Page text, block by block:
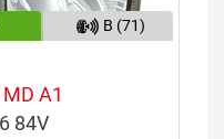
B (71)
A1
84V